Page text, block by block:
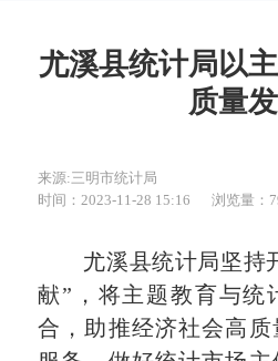
尤溪县统计局以
质量
来源:三明市统计局
时间：2023-11-28 15:16
浏览量：
尤溪县统计局坚持
献”，将主题教育与统
合，助推经济社会高